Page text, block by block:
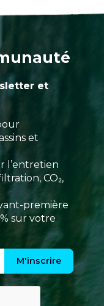
et
et
l’entretien
CO₂,
première
sur votre
M'inscrire